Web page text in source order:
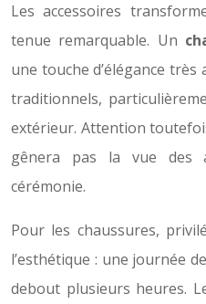
Les accessoires
tenue remarquable. Un
une touche d’élégance
traditionnels,
extérieur. Attention
gênera pas la vue des
cérémonie.
Pour les chaussures,
l’esthétique : une journée
debout plusieurs heures.